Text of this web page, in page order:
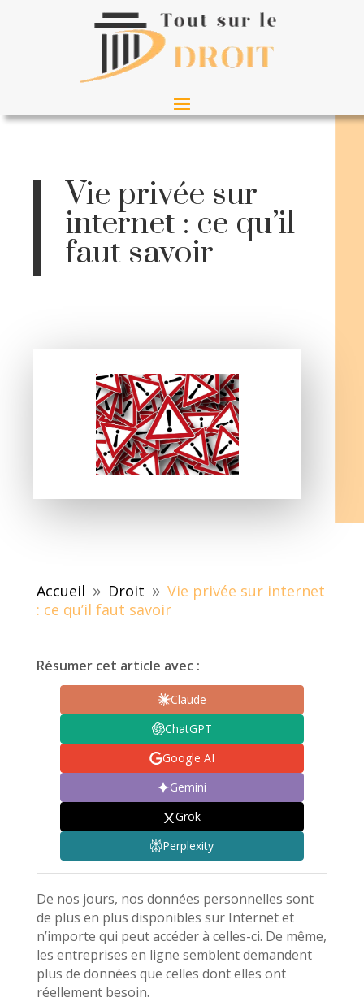
Vie privée sur
internet : ce qu’il
faut savoir
Accueil 9 Droit 9 Vie privée sur internet
: ce qu’il faut savoir
Résumer cet article avec :
Claude
ChatGPT
Google AI
Gemini
Grok
Perplexity
De nos jours, nos données personnelles sont
de plus en plus disponibles sur Internet et
n’importe qui peut accéder à celles-ci. De même,
les entreprises en ligne semblent demandent
plus de données que celles dont elles ont
réellement besoin.